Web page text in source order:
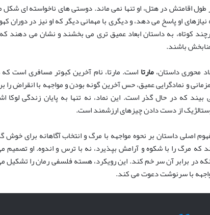
طول اقامتش در هتل، او تنها نمی ماند. دوستی های ناخواسته ای
نیازهای او پاسخ می دهد، و دیگری با مهمانی دیگر که او نیز در دوران
کوتاه، به داستان ابعاد عمیق تری می بخشند و نشان می دهند
باشند.
محوری داستان،مارتا
و نمادگرایی عمیق، حس آخرین گونه بودن و مواجهه با انقراض را
بیند که در حال گذر است. این نماد، نه تنها به پایان زندگی لوکا
از دست دادن چیزهای ارزشمند است.
اصلی داستان بر نحوه مواجهه با مرگ و انتخاب آگاهانه برای
که مرگ را با شکوه و آرامش بپذیرد، نه با ترس و اندوه. او
در برابر آن سر خم کند. این رویکرد، هسته فلسفی رمان را تشکیل
با سرنوشت دعوت می کند.